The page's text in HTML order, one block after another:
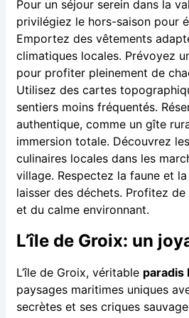
Pour un séjour serein dans la
privilégiez le hors-saison pour
Emportez des vêtements
climatiques locales. Prévoyez
pour profiter pleinement de
Utilisez des cartes
sentiers moins fréquentés.
authentique, comme un gîte
immersion totale. Découvrez
culinaires locales dans les
village. Respectez la faune et
laisser des déchets. Profitez
et du calme environnant.
L’île de Groix: un
L’île de Groix, véritable paradis
paysages maritimes uniques
secrètes et ses criques